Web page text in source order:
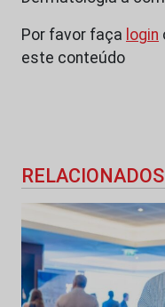
Por favor faça login
este conteúdo
RELACIONADOS